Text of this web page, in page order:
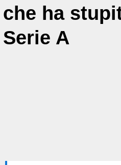
che ha
Serie A